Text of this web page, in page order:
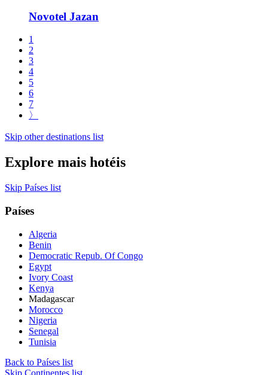
Novotel Jazan
1
2
3
4
5
6
7
〉
Skip other destinations list
Explore mais hotéis
Skip Países list
Países
Algeria
Benin
Democratic Repub. Of Congo
Egypt
Ivory Coast
Kenya
Madagascar
Morocco
Nigeria
Senegal
Tunisia
Back to Países list
Skip Continentes list